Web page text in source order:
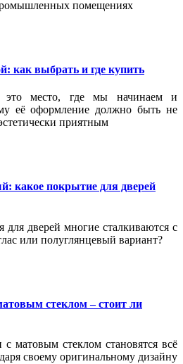
помещениях
как выбрать и где купить
место, где мы начинаем и
её оформление должно быть не
приятным
какое покрытие для дверей
дверей многие сталкиваются с
или полуглянцевый вариант?
стеклом – стоит ли
матовым стеклом становятся всё
своему оригинальному дизайну